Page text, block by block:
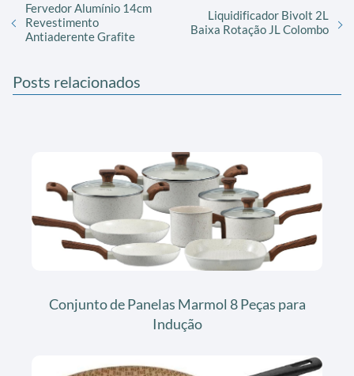
Fervedor Alumínio 14cm
Revestimento
Antiaderente Grafite
Liquidificador Bivolt 2L
Baixa Rotação JL Colombo
Posts relacionados
Conjunto de Panelas Marmol 8 Peças para
Indução